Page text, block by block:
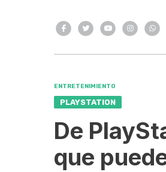
ENTRETENIMIENTO
PLAYSTATION
De
que